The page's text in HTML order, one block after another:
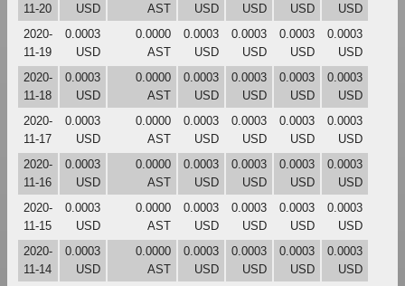
11-20
USD
AST
USD
USD
USD
USD
2020-
11-19
0.0003
USD
0.0000
AST
0.0003
USD
0.0003
USD
0.0003
USD
0.0003
USD
2020-
11-18
0.0003
USD
0.0000
AST
0.0003
USD
0.0003
USD
0.0003
USD
0.0003
USD
2020-
11-17
0.0003
USD
0.0000
AST
0.0003
USD
0.0003
USD
0.0003
USD
0.0003
USD
2020-
11-16
0.0003
USD
0.0000
AST
0.0003
USD
0.0003
USD
0.0003
USD
0.0003
USD
2020-
11-15
0.0003
USD
0.0000
AST
0.0003
USD
0.0003
USD
0.0003
USD
0.0003
USD
2020-
11-14
0.0003
USD
0.0000
AST
0.0003
USD
0.0003
USD
0.0003
USD
0.0003
USD